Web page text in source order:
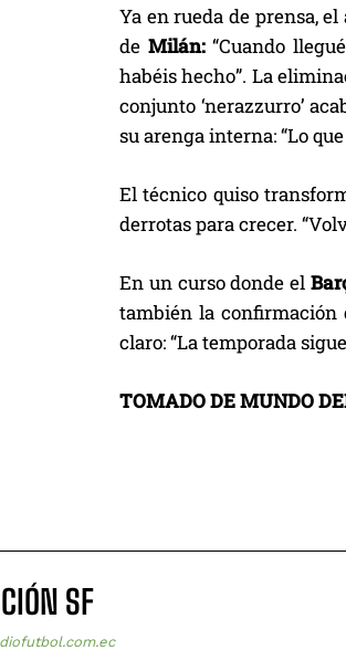
Ya en rueda de prensa,
de Milán:“Cuando
habéis hecho”. La
conjunto ‘nerazzurro’
su arenga interna: “Lo
El técnico quiso
derrotas para crecer.
En un curso donde el
también la confirmación
claro: “La temporada
TOMADO DE MUNDO
SF